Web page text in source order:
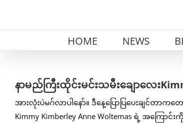
HOME NEWS
နာမည်ကြီးထိုင်းမင်းသမီးချောလေး
အားလုံးပဲမဂ်လာပါနော်။ ဒီနေ့ပြောပြပေးချင်တာ
Kimmy Kimberley Anne Woltemas ရဲ့ အကြောင်